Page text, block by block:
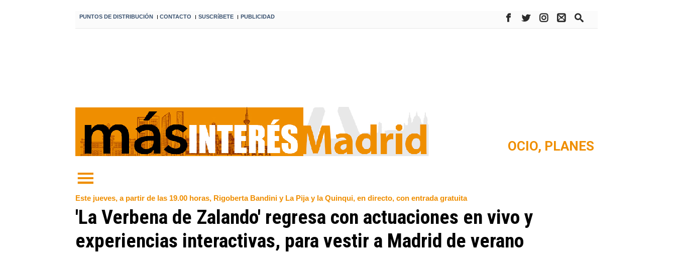
PUNTOS DE DISTRIBUCIÓN I CONTACTO I SUSCRíBETE I PUBLICIDAD
OCIO, PLANES
Este jueves, a partir de las 19.00 horas, Rigoberta Bandini y La Pija y la Quinqui, en directo, con entrada gratuita
'La Verbena de Zalando' regresa con actuaciones en vivo y
experiencias interactivas, para vestir a Madrid de verano